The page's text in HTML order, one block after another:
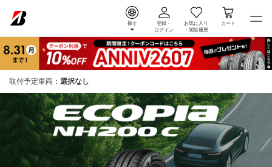
探す
登録・
ログイン
お気に入り
・ 閲覧履歴
カート
取付予定車両： 選択なし